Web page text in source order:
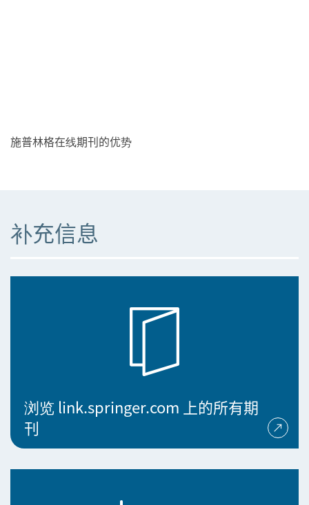
施普林格在线期刊的优势
补充信息
浏览 link.springer.com 上的所有期
刊